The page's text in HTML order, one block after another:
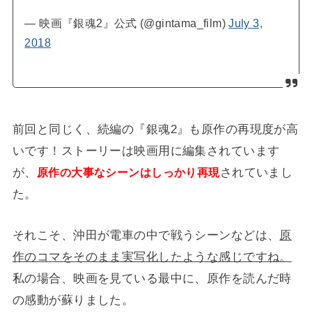
— 映画『銀魂2』公式 (@gintama_film)July 3,
2018
前回と同じく、続編の『銀魂2』も原作の再現度が高
いです！ストーリーは映画用に編集されています
が、
原作の大事なシーンはしっかり再現されていまし
た。
それこそ、沖田が電車の中で戦うシーンなどは、 原
作のコマをそのまま実写化したような感じですね。
私の場合、映画を見ている最中に、原作を読んだ時
の感動が蘇りました。